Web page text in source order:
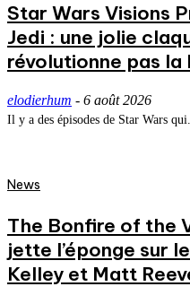
Star Wars Visions
Jedi : une jolie
révolutionne pas la
elodierhum - 6 août 2026
Il y a des épisodes de Star Wars
News
The Bonfire of the
jette l’éponge sur
Kelley et Matt